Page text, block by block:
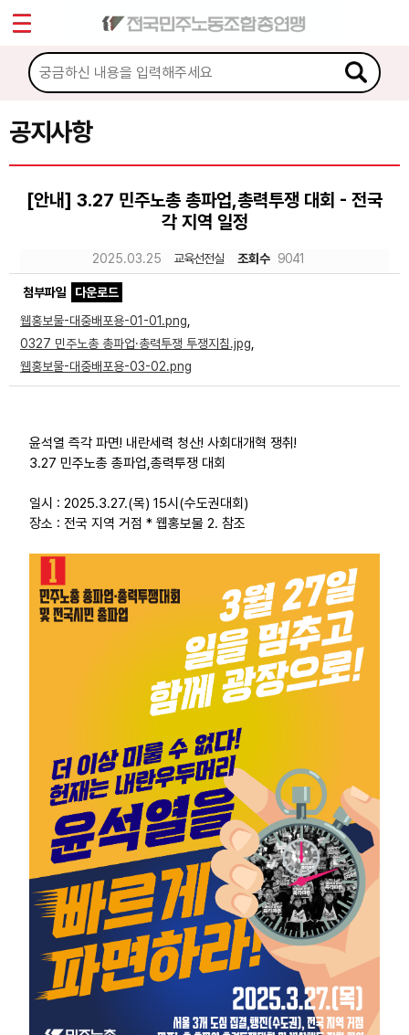
공지사항
[안내] 3.27 민주노총 총파업,총력투쟁 대회 - 전국
각 지역 일정
2025.03.25 교육선전실 조회수 9041
첨부파일
다운로드
웹홍보물-대중배포용-01-01.png
0327 민주노총 총파업·총력투쟁 투쟁지침.jpg
웹홍보물-대중배포용-03-02.png
윤석열 즉각 파면! 내란세력 청산! 사회대개혁 쟁취!
3.27 민주노총 총파업,총력투쟁 대회
일시 : 2025.3.27.(목) 15시(수도권대회)
장소 : 전국 지역 거점 * 웹홍보물 2. 참조
마이페이지
소개
소식
공지사항
성명·보도
노동상담
자료
업무
Sketchbook5, 스케치북5
Sketchbook5, 스케치북5